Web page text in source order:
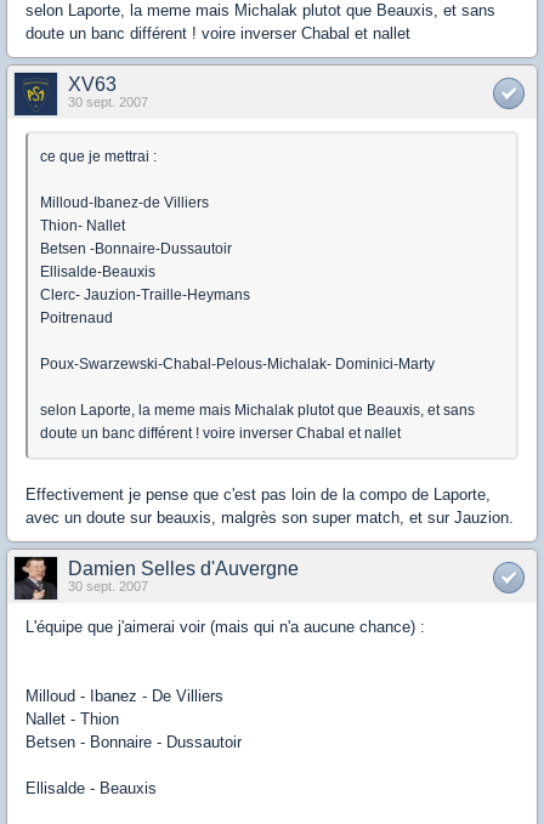
selon Laporte, la meme mais Michalak plutot que Beauxis, et sans
doute un banc différent ! voire inverser Chabal et nallet
XV63
30 sept. 2007
ce que je mettrai :
Milloud-Ibanez-de Villiers
Thion- Nallet
Betsen -Bonnaire-Dussautoir
Ellisalde-Beauxis
Clerc- Jauzion-Traille-Heymans
Poitrenaud
Poux-Swarzewski-Chabal-Pelous-Michalak- Dominici-Marty
selon Laporte, la meme mais Michalak plutot que Beauxis, et sans
doute un banc différent ! voire inverser Chabal et nallet
Effectivement je pense que c'est pas loin de la compo de Laporte,
avec un doute sur beauxis, malgrès son super match, et sur Jauzion.
Damien Selles d'Auvergne
30 sept. 2007
L'équipe que j'aimerai voir (mais qui n'a aucune chance) :
Milloud - Ibanez - De Villiers
Nallet - Thion
Betsen - Bonnaire - Dussautoir
Ellisalde - Beauxis